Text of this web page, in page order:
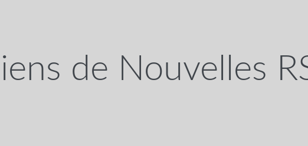
de Nouvelles